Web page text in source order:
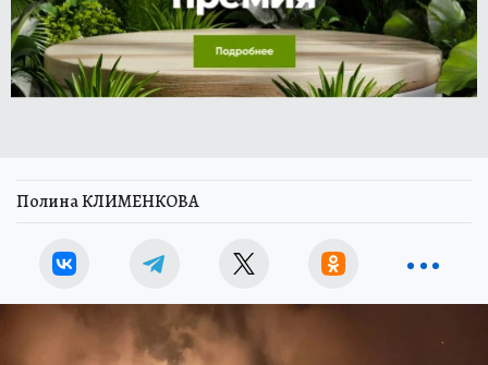
Полина КЛИМЕНКОВА